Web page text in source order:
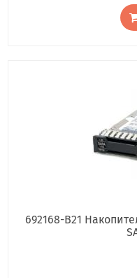
692168-B21